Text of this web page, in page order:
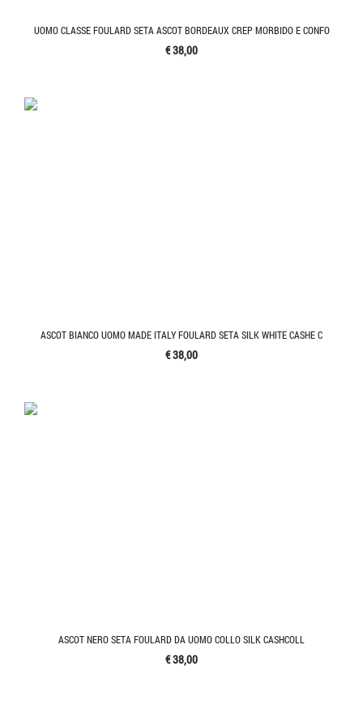
UOMO CLASSE FOULARD SETA ASCOT BORDEAUX CREP MORBIDO E CONFO
€ 38,00
ASCOT BIANCO UOMO MADE ITALY FOULARD SETA SILK WHITE CASHE C
€ 38,00
ASCOT NERO SETA FOULARD DA UOMO COLLO SILK CASHCOLL
€ 38,00